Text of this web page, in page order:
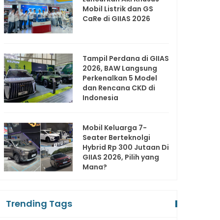
Mobil Listrik dan GS
CaRe di GIIAS 2026
Tampil Perdana di GIIAS
2026, BAW Langsung
Perkenalkan 5 Model
dan Rencana CKD di
Indonesia
Mobil Keluarga 7-
Seater Berteknolgi
Hybrid Rp 300 Jutaan Di
GIIAS 2026, Pilih yang
Mana?
Trending Tags